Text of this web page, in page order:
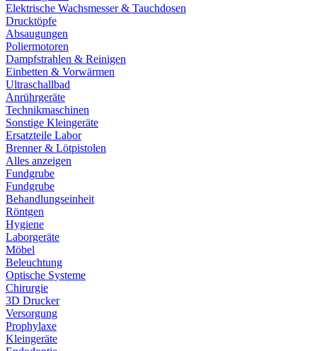
Elektrische Wachsmesser & Tauchdosen
Drucktöpfe
Absaugungen
Poliermotoren
Dampfstrahlen & Reinigen
Einbetten & Vorwärmen
Ultraschallbad
Anrührgeräte
Technikmaschinen
Sonstige Kleingeräte
Ersatzteile Labor
Brenner & Lötpistolen
Alles anzeigen
Fundgrube
Fundgrube
Behandlungseinheit
Röntgen
Hygiene
Laborgeräte
Möbel
Beleuchtung
Optische Systeme
Chirurgie
3D Drucker
Versorgung
Prophylaxe
Kleingeräte